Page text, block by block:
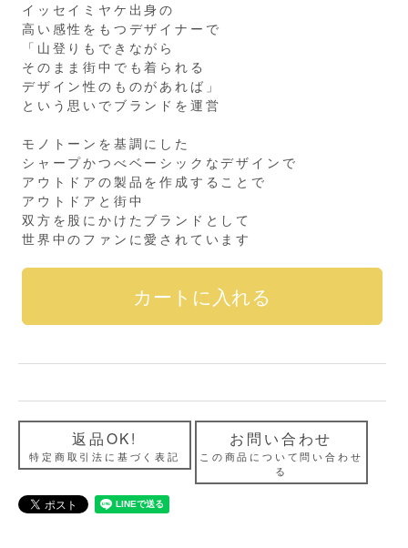
イッセイミヤケ出身の
高い感性をもつデザイナーで
「山登りもできながら
そのまま街中でも着られる
デザイン性のものがあれば」
という思いでブランドを運営
モノトーンを基調にした
シャープかつべベーシックなデザインで
アウトドアの製品を作成することで
アウトドアと街中
双方を股にかけたブランドとして
世界中のファンに愛されています
返品OK!
特定商取引法に基づく表記
お問い合わせ
この商品について問い合わせ
る